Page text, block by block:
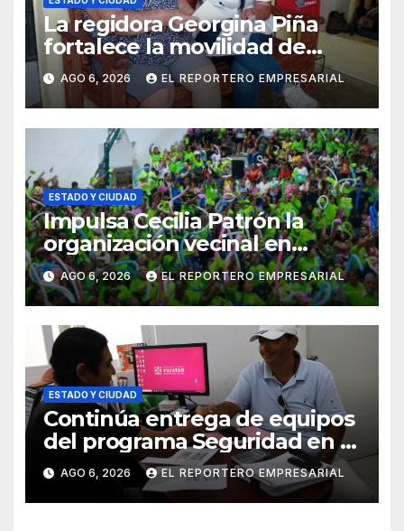
La regidora Georgina Piña
fortalece la movilidad de
adultos mayores con la
entrega de aparatos
ortopédicos
AGO 6, 2026 EL REPORTERO EMPRESARIAL
ESTADO Y CIUDAD
Impulsa Cecilia Patrón la
organización vecinal en
Mérida y suma a comités de
vigilancia en la prevención
social del delito
AGO 6, 2026 EL REPORTERO EMPRESARIAL
ESTADO Y CIUDAD
Continúa entrega de equipos
del programa Seguridad en el
Mar
AGO 6, 2026 EL REPORTERO EMPRESARIAL